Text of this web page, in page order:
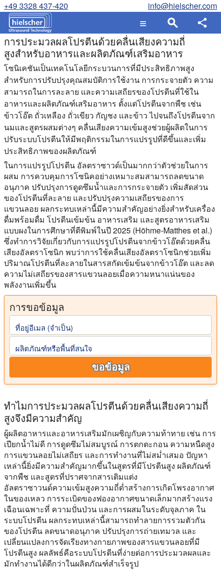
+49 3328 437-420 info@hielscher.com
การประมวลผลโปรตีนด้วยคลื่นเสียงความถี่
สูงสำหรับอาหารและผลิตภัณฑ์เสริมอาหาร
โซนิเคชันเป็นเทคโนโลยีกระบวนการที่มีประสิทธิภาพสูง
สำหรับการปรับปรุงคุณสมบัติการใช้งาน การกระจายตัว ความ
สามารถในการละลาย และความเสถียรของโปรตีนที่ใช้ใน
อาหารและผลิตภัณฑ์เสริมอาหาร ตั้งแต่โปรตีนจากพืช เช่น
ข้าวโอ๊ต ถั่วเหลือง ถั่วเขียว กัญชง และข้าว ไปจนถึงโปรตีนจาก
นมและสูตรผสมต่างๆ คลื่นเสียงความเข้มสูงช่วยผู้ผลิตในการ
ปรับระบบโปรตีนให้มีพฤติกรรมในการแปรรูปที่ดีขึ้นและเพิ่ม
ประสิทธิภาพของผลิตภัณฑ์
ในการแปรรูปโปรตีน อัลตราซาวด์เป็นมากกว่าตัวช่วยในการ
ผสม การควบคุมการโซนิคอย่างเหมาะสมสามารถลดขนาด
อนุภาค ปรับปรุงการดูดซึมน้ำและการกระจายตัว เพิ่มสัดส่วน
ของโปรตีนที่ละลาย และปรับปรุงความเสถียรของการ
แขวนลอย ผลกระทบเหล่านี้มีความสำคัญอย่างยิ่งสำหรับเครื่อง
ดื่มพร้อมดื่ม โปรตีนเข้มข้น อาหารเสริม และสูตรอาหารเสริม
แบบผงในการศึกษาที่ตีพิมพ์ในปี 2025 (Höhme-Matthes et al.)
ซึ่งทำการวิจัยเกี่ยวกับการแปรรูปโปรตีนจากข้าวโอ๊ตด้วยคลื่น
เสียงอัลตราโซนิก พบว่าการใช้คลื่นเสียงอัลตราโซนิกช่วยเพิ่ม
ปริมาณโปรตีนที่ละลายในสารสกัดเข้มข้นจากข้าวโอ๊ต และลด
ความไม่เสถียรของสารแขวนลอยเมื่อความหนาแน่นของ
พลังงานเพิ่มขึ้น
การขอข้อมูล
ที่อยู่อีเมล (จําเป็น)
ผลิตภัณฑ์หรือพื้นที่สนใจ
ขอข้อมูล
ทำไมการประมวลผลโปรตีนด้วยคลื่นเสียงความถี่
สูงจึงมีความสำคัญ
ผู้ผลิตอาหารและอาหารเสริมมักเผชิญกับความท้าทาย เช่น การ
เปียกน้ำไม่ดี การดูดซึมไม่สมบูรณ์ การตกตะกอน ความหนืดสูง
การแขวนลอยไม่เสถียร และการทำงานที่ไม่สม่ำเสมอ ปัญหา
เหล่านี้ยิ่งมีความสำคัญมากขึ้นในสูตรที่มีโปรตีนสูง ผลิตภัณฑ์
จากพืช และสูตรที่ปราศจากสารเติมแต่ง
อัลตราซาวนด์ความเข้มสูงความถี่ต่ำสร้างการเกิดโพรงอากาศ
ในของเหลว การระเบิดของฟองอากาศขนาดเล็กมากสร้างแรง
เฉือนเฉพาะที่ ความปั่นป่วน และการผสมในระดับจุลภาค ใน
ระบบโปรตีน ผลกระทบเหล่านี้สามารถทำลายการรวมตัวกัน
ของโปรตีน ลดขนาดอนุภาค ปรับปรุงการถ่ายเทมวล และ
เปลี่ยนแปลงการจัดเรียงทางกายภาพของสารแขวนลอยที่มี
โปรตีนสูง ผลลัพธ์คือระบบโปรตีนที่ง่ายต่อการประมวลผลและ
มักทำงานได้ดีกว่าในผลิตภัณฑ์สำเร็จรูป